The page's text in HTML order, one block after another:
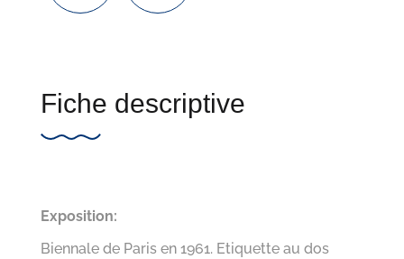
Fiche descriptive
Exposition:
Biennale de Paris en 1961. Etiquette au dos